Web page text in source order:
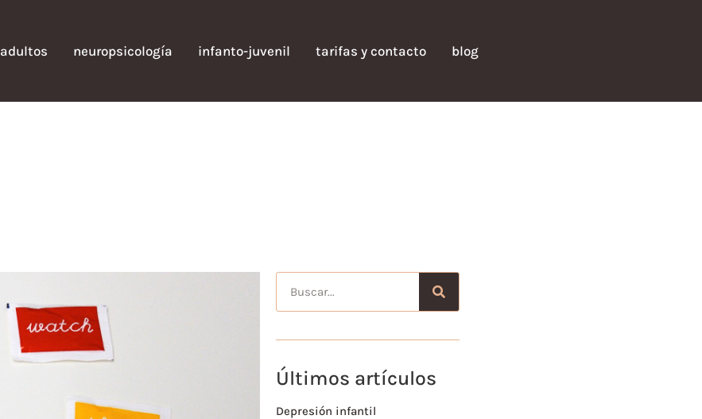
adultos neuropsicología infanto-juvenil tarifas y contacto blog
Últimos artículos
Depresión infantil